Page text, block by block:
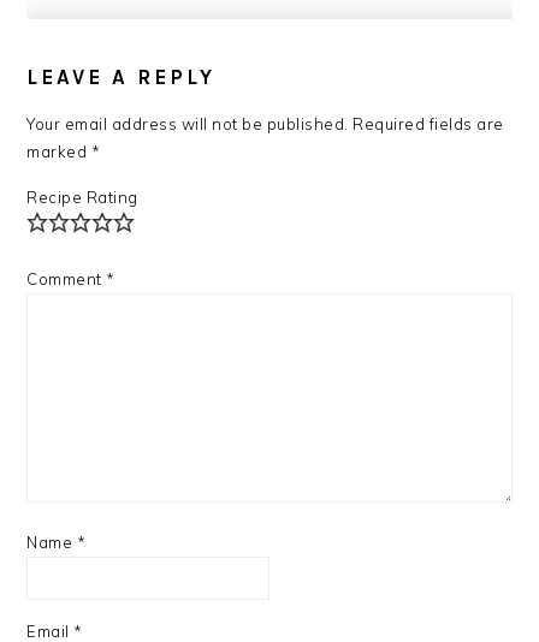
INTERACTIONS
LEAVE A REPLY
Your email address will not be published. Required fields are
marked *
Recipe Rating
Comment *
Name *
Email *